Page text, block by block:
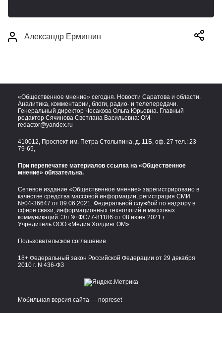
Александр Ермишин
«Общественное мнение» сегодня. Новости Саратова и области.
Аналитика, комментарии, блоги, радио- и телепередачи.
Генеральный директор Чесакова Ольга Юрьевна. Главный
редактор Сячинова Светлана Васильевна: OM-
redactor@yandex.ru
410012, Проспект им. Петра Столыпина, д. 11Б, оф. 27 тел.: 23-
79-65,
При перепечатке материалов ссылка на «Общественное
мнение» обязательна.
Сетевое издание «Общественное мнение» зарегистрировано в
качестве средства массовой информации, регистрация СМИ
№04-36647 от 09.06.2021. Федеральной службой по надзору в
сфере связи, информационных технологий и массовых
коммуникаций. Эл № ФС77-81186 от 08 июня 2021 г.
Учредитель ООО «Медиа Холдинг ОМ»
Пользовательское соглашение
18+ Федеральный закон Российской Федерации от 29 декабря
2010 г. N 436-ФЗ
Мобильная версия сайта — nopreset